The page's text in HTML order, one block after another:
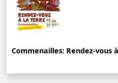
Commenailles: Rendez-vous